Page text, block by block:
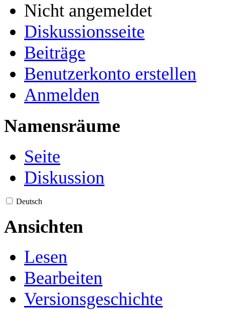
Nicht angemeldet
Diskussionsseite
Beiträge
Benutzerkonto erstellen
Anmelden
Namensräume
Seite
Diskussion
Deutsch
Ansichten
Lesen
Bearbeiten
Versionsgeschichte